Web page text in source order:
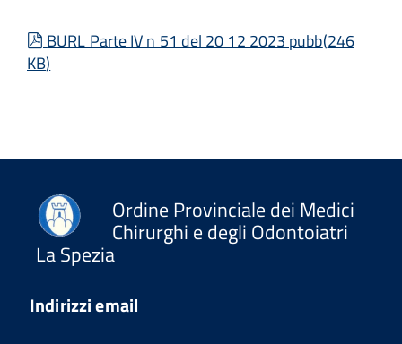
pdf
BURL Parte IV n 51 del 20 12 2023 pubb(246
KB)
Ordine Provinciale dei Medici
Chirurghi e degli Odontoiatri
La Spezia
Indirizzi email